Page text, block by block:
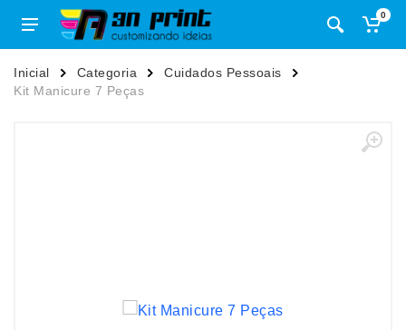
0
Inicial Categoria
Cuidados Pessoais
Kit Manicure 7 Peças